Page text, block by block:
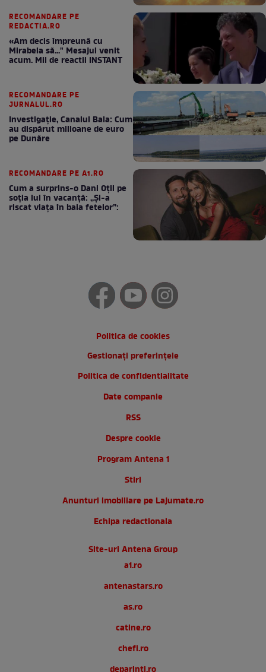
RECOMANDARE PE
REDACTIA.RO
«Am decis împreună cu
Mirabela să..." Mesajul venit
acum. Mii de reactii INSTANT
RECOMANDARE PE
JURNALUL.RO
Investigație, Canalul Bala: Cum
au dispărut milioane de euro
pe Dunăre
RECOMANDARE PE A1.RO
Cum a surprins-o Dani Oțil pe
soția lui în vacanță: „Și-a
riscat viața în baia fetelor”:
Politica de cookies
Gestionați preferințele
Politica de confidentialitate
Date companie
RSS
Despre cookie
Program Antena 1
Stiri
Anunturi imobiliare pe Lajumate.ro
Echipa redactionala
Site-uri Antena Group
a1.ro
antenastars.ro
as.ro
catine.ro
chefi.ro